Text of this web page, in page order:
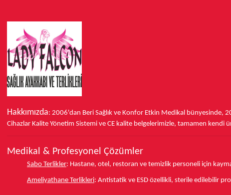
Hakkımızda: 2006'dan Beri Sağlık ve Konfor Etkin Medikal bünyesinde,
Cihazlar Kalite Yönetim Sistemi ve CE kalite belgelerimizle, tamamen kendi
Medikal & Profesyonel Çözümler
Sabo Terlikler: Hastane, otel, restoran ve temizlik personeli için
Ameliyathane Terlikleri: Antistatik ve ESD özellikli, sterile edilebilir